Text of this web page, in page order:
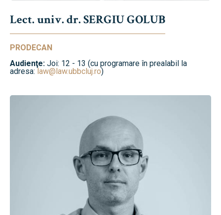
Lect. univ. dr. SERGIU GOLUB
PRODECAN
Audienţe: Joi: 12 - 13 (cu programare în prealabil la
adresa:law@law.ubbcluj.ro)